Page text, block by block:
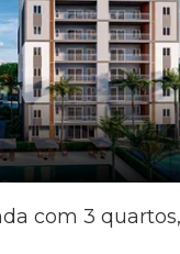
com 3 quartos,